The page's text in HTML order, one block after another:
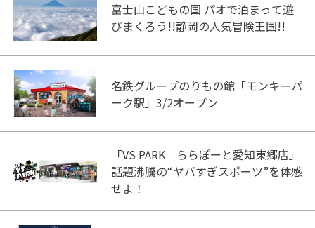
富士山こどもの国 パオで泊まって遊
びまくろう!!静岡の人気冒険王国!!
名鉄グループのりもの館「モンキーパ
ーク駅」3/2オープン
「VS PARK ららぽーと愛知東郷店」
話題沸騰の“ヤバすぎスポーツ”を体感
せよ！